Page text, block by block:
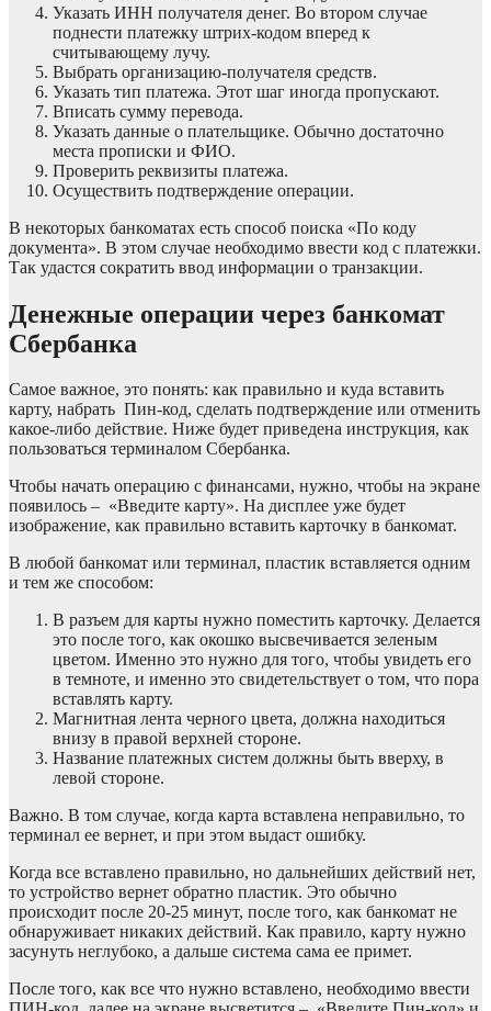
Указать ИНН получателя денег. Во втором случае
поднести платежку штрих-кодом вперед к
считывающему лучу.
Выбрать организацию-получателя средств.
Указать тип платежа. Этот шаг иногда пропускают.
Вписать сумму перевода.
Указать данные о плательщике. Обычно достаточно
места прописки и ФИО.
Проверить реквизиты платежа.
Осуществить подтверждение операции.
В некоторых банкоматах есть способ поиска «По коду
документа». В этом случае необходимо ввести код с платежки.
Так удастся сократить ввод информации о транзакции.
Денежные операции через банкомат
Сбербанка
Самое важное, это понять: как правильно и куда вставить
карту, набрать Пин-код, сделать подтверждение или отменить
какое-либо действие. Ниже будет приведена инструкция, как
пользоваться терминалом Сбербанка.
Чтобы начать операцию с финансами, нужно, чтобы на экране
появилось – «Введите карту». На дисплее уже будет
изображение, как правильно вставить карточку в банкомат.
В любой банкомат или терминал, пластик вставляется одним
и тем же способом:
В разъем для карты нужно поместить карточку. Делается
это после того, как окошко высвечивается зеленым
цветом. Именно это нужно для того, чтобы увидеть его
в темноте, и именно это свидетельствует о том, что пора
вставлять карту.
Магнитная лента черного цвета, должна находиться
внизу в правой верхней стороне.
Название платежных систем должны быть вверху, в
левой стороне.
Важно. В том случае, когда карта вставлена неправильно, то
терминал ее вернет, и при этом выдаст ошибку.
Когда все вставлено правильно, но дальнейших действий нет,
то устройство вернет обратно пластик. Это обычно
происходит после 20-25 минут, после того, как банкомат не
обнаруживает никаких действий. Как правило, карту нужно
засунуть неглубоко, а дальше система сама ее примет.
После того, как все что нужно вставлено, необходимо ввести